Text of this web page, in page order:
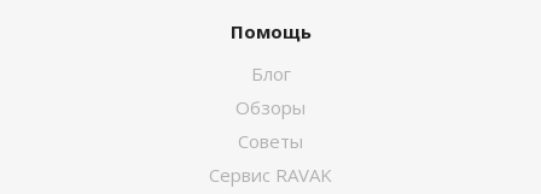
Помощь
Блог
Обзоры
Советы
Сервис RAVAK